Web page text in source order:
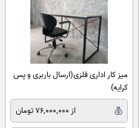
میز کار اداری فلزی(ارسال باربری و پس
کرایه)
از 76,000,000 تومان